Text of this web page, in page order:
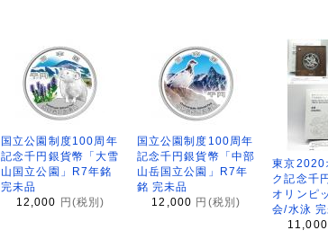
国立公園制度100周年
記念千円銀貨幣「大雪
山国立公園」R7年銘
完未品
12,000 円(税別)
国立公園制度100周年
記念千円銀貨幣「中部
山岳国立公園」R7年
銘 完未品
12,000 円(税別)
東京2020
ク記念千
オリンピ
会/水泳
11,000